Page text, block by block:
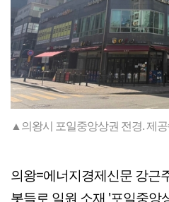
▲의왕시 포일중앙상권 전경. 제
의왕=에너지경제신문 강근
봇들로 일원 소재 '포일중앙